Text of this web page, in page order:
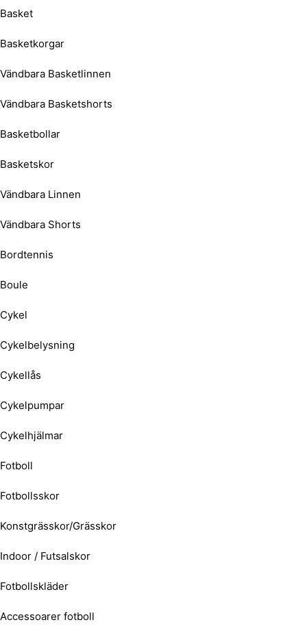
Basket
Basketkorgar
Vändbara Basketlinnen
Vändbara Basketshorts
Basketbollar
Basketskor
Vändbara Linnen
Vändbara Shorts
Bordtennis
Boule
Cykel
Cykelbelysning
Cykellås
Cykelpumpar
Cykelhjälmar
Fotboll
Fotbollsskor
Konstgrässkor/Grässkor
Indoor / Futsalskor
Fotbollskläder
Accessoarer fotboll